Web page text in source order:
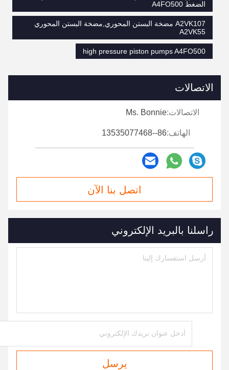
الضغط A4FO500
A2VK107 مضخة البستن المحوري,مضخة البستن المحوري
A2VK55
high pressure piston pumps A4FO500
الاتصالات
الاتصالات:Ms. Bonnie
الهاتف:86--13535077468
اتصل بنا الآن
راسلنا بالبريد الإلكتروني
يرسل